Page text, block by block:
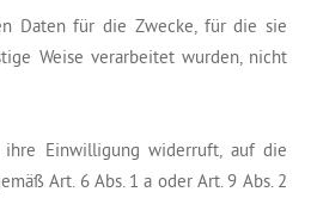
Daten für die Zwecke, für die sie
Weise verarbeitet wurden, nicht
Einwilligung widerruft, auf die
Art. 6 Abs. 1 a oder Art. 9 Abs. 2